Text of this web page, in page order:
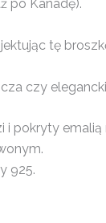
po Kanadę).
tę
czy
i pokryty
925.